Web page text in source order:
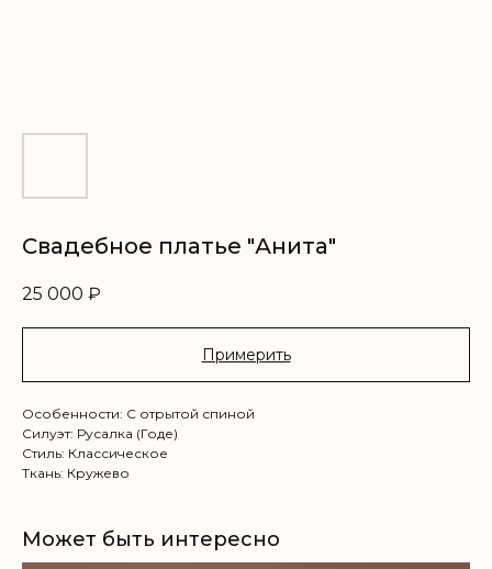
Свадебное платье "Анита"
25 000 ₽
Примерить
Особенности: С отрытой спиной
Силуэт: Русалка (Годе)
Стиль: Классическое
Ткань: Кружево
Может быть интересно